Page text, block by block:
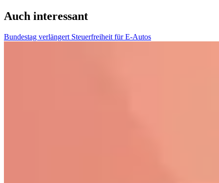
Auch interessant
Bundestag verlängert Steuerfreiheit für E-Autos